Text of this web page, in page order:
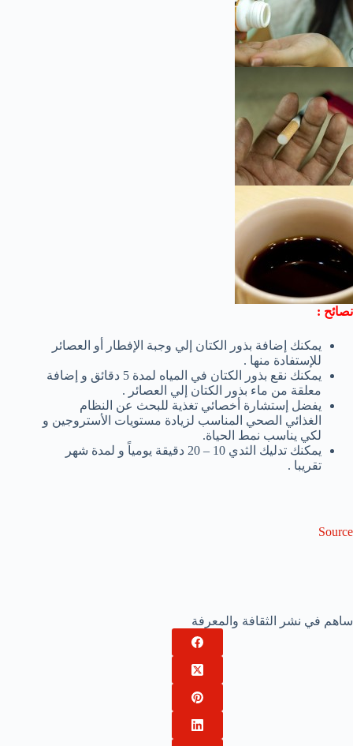
نصائح :
يمكنك إضافة بذور الكتان إلي وجبة الإفطار أو العصائر
للإستفادة منها .
يمكنك نقع بذور الكتان في المياه لمدة 5 دقائق و إضافة
معلقة من ماء بذور الكتان إلي العصائر .
يفضل إستشارة أخصائي تغذية للبحث عن النظام
الغذائي الصحي المناسب لزيادة مستويات الأستروجين و
لكي يناسب نمط الحياة.
يمكنك تدليك الثدي 10 – 20 دقيقة يومياً و لمدة شهر
تقريبا .
Source
ساهم في نشر الثقافة والمعرفة